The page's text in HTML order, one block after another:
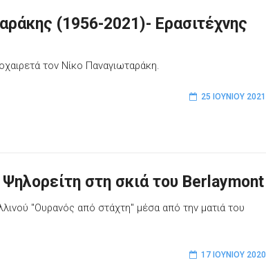
(1956-2021)- Ερασιτέχνης
τον Νίκο Παναγιωταράκη.
25 ΙΟΥΝΊΟΥ 2021
στη σκιά του Berlaymont
"Ουρανός από στάχτη" μέσα από την ματιά του
17 ΙΟΥΝΊΟΥ 2020